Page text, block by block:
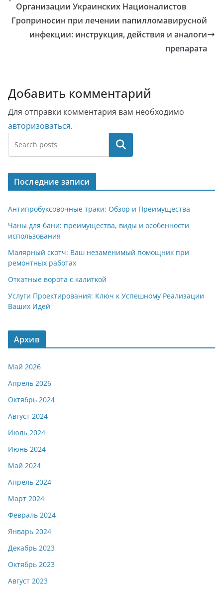
Организации Украинских Националистов
Гроприносин при лечении папилломавирусной
инфекции: инструкция, действия и аналоги
препарата
Добавить комментарий
Для отправки комментария вам необходимо
авторизоваться.
Поиск
Последние записи
Антипробуксовочные траки: Обзор и Преимущества
Чаны для бани: преимущества, виды и особенности
использования
Малярный скотч: Ваш незаменимый помощник при
ремонтных работах
Откатные ворота с калиткой
Услуги Проектирования: Ключ к Успешному Реализации
Ваших Идей
Архив
Май 2026
Апрель 2026
Октябрь 2024
Август 2024
Июль 2024
Июнь 2024
Май 2024
Апрель 2024
Март 2024
Февраль 2024
Январь 2024
Декабрь 2023
Октябрь 2023
Август 2023